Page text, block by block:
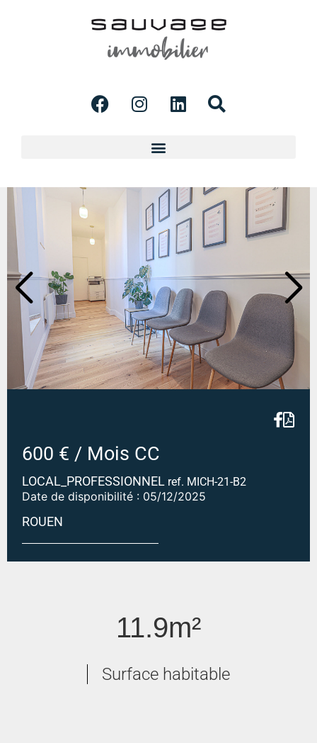
600 € / Mois CC
LOCAL_PROFESSIONNEL ref. MICH-21-B2
Date de disponibilité : 05/12/2025
ROUEN
11.9m²
Surface habitable